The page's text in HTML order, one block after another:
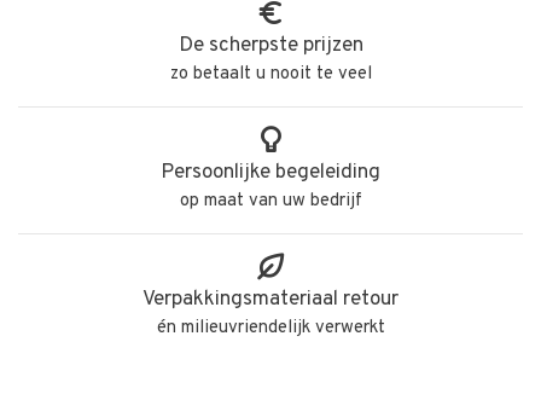
De scherpste prijzen
zo betaalt u nooit te veel
Persoonlijke begeleiding
op maat van uw bedrijf
Verpakkingsmateriaal retour
én milieuvriendelijk verwerkt